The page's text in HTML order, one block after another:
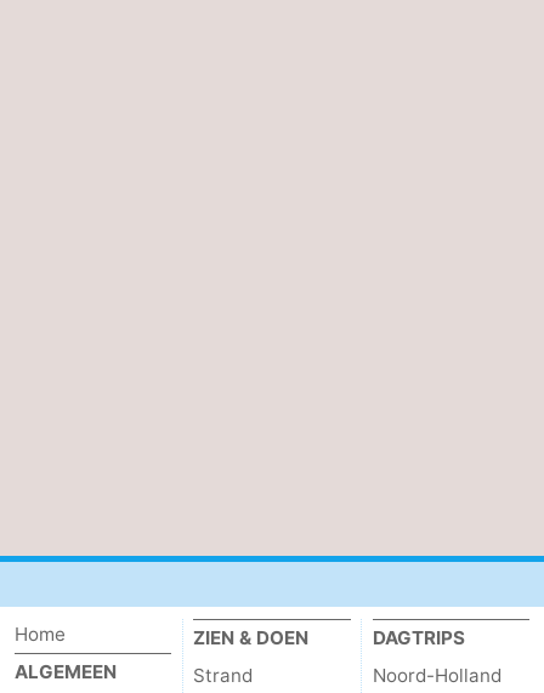
Uitkijkpunten
Attracties
Home
ALGEMEEN
ZIEN & DOEN
Strand
DAGTRIPS
Noord-Holland